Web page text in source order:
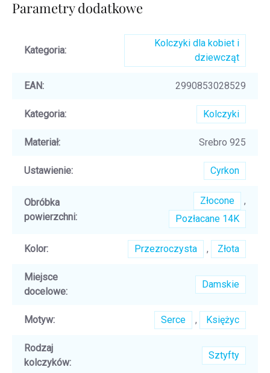
Parametry dodatkowe
Kategoria:
Kolczyki dla kobiet i
dziewcząt
EAN: 2990853028529
Kategoria: Kolczyki
Materiał: Srebro 925
Ustawienie: Cyrkon
Obróbka
powierzchni:
Złocone
,
Pozłacane 14K
Kolor: Przezroczysta , Złota
Miejsce
docelowe:
Damskie
Motyw: Serce , Księżyc
Rodzaj
kolczyków:
Sztyfty